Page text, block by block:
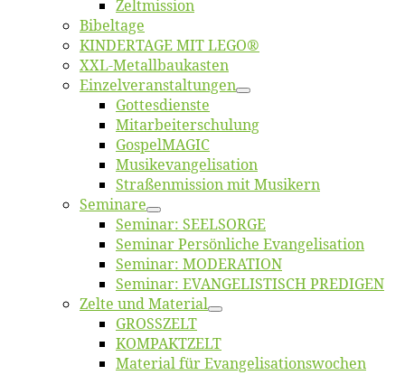
Zelt­mis­si­on
Bi­bel­ta­ge
KINDERTAGE MIT LEGO®
XXL-Me­­tal­l­­bau­­kas­­ten
Einzelver­an­stal­tungen
Got­tes­diens­te
Mitarbeiter­schulung
Gos­pel­MA­GIC
Musikevan­ge­li­sa­tion
Straßenmis­sion mit Musikern
Se­mi­na­re
Se­mi­nar: SEELSORGE
Se­mi­nar Per­sön­li­che Evangelisation
Se­mi­nar: MODERATION
Se­mi­nar: EVANGELISTISCH PREDIGEN
Zel­te und Material
GROSSZELT
KOMPAKTZELT
Ma­te­ri­al für Evangelisationswochen